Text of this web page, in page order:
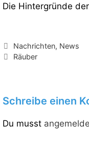
Die Hintergründe
Kategorien
Nachrichten, News
Schlagwörter
Räuber
Schreibe einen
Du musst